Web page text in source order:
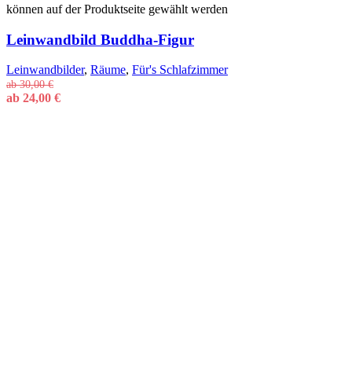
können auf der Produktseite gewählt werden
Leinwandbild Buddha-Figur
Leinwandbilder, Räume, Für's Schlafzimmer
ab30,00€
ab 24,00 €